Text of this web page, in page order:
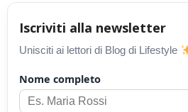
Iscriviti alla newsletter
Unisciti ai lettori di Blog di Lifestyle
Nome completo